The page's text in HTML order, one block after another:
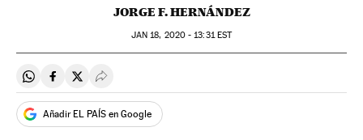
JORGE F. HERNÁNDEZ
JAN 18, 2020 - 13:31EST
Compartir en Whatsapp
Compartir en Facebook
Compartir en Twitter
Desplegar Redes Sociales
Añadir EL PAÍS en Google